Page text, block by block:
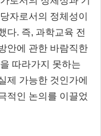
자로서의 정체성이
다. 즉, 과학교육 전
안에 관한 바람직한
따라가지 못하는
제 가능한 것인가에
적인 논의를 이끌었